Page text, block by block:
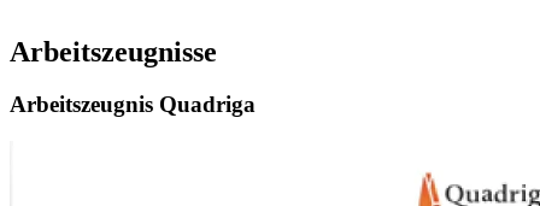
Arbeitszeugnisse
Arbeitszeugnis Quadriga